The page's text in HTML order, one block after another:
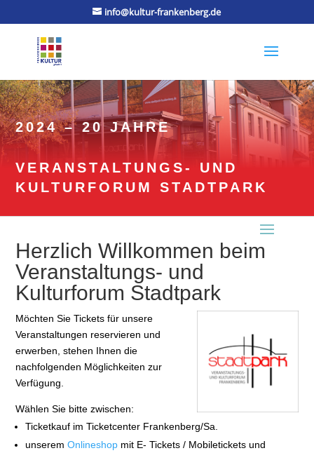
info@kultur-frankenberg.de
2024 – 20 JAHRE
VERANSTALTUNGS- UND
KULTURFORUM STADTPARK
Herzlich Willkommen beim
Veranstaltungs- und
Kulturforum Stadtpark
Möchten Sie Tickets für unsere
Veranstaltungen reservieren und
erwerben, stehen Ihnen die
nachfolgenden Möglichkeiten zur
Verfügung.
Wählen Sie bitte zwischen:
Ticketkauf im Ticketcenter Frankenberg/Sa.
unseremOnlineshop mit E- Tickets / Mobiletickets und